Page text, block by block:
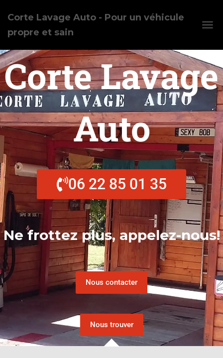
Corte Lavage Auto - Pour un véhicule
propre et sain
V
R
I
R
/
E
R
M
E
R
L
A
N
A
I
G
A
T
I
O
Corte Lavage
Auto
06 22 85 01 35
Ne frottez plus, appelez-nous!
Nous contacter
Nous trouver